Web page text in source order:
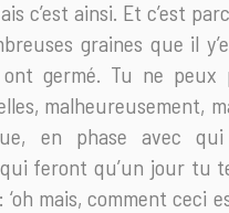
c’est ainsi. Et c’est
graines que il
germé. Tu ne peux
malheureusement,
en phase avec
feront qu’un jour tu
mais, comment ceci